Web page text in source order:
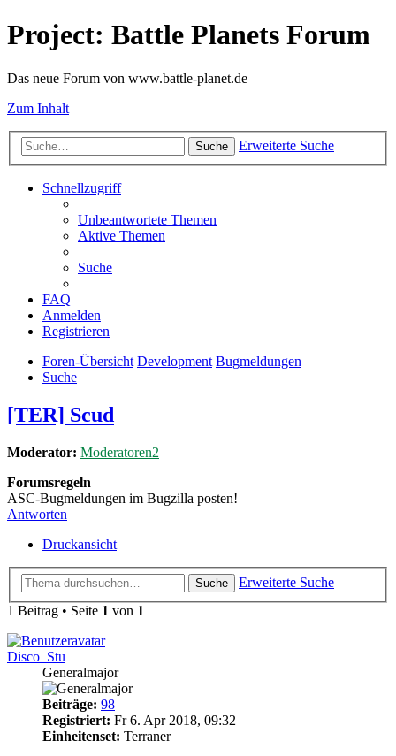
Project: Battle Planets Forum
Das neue Forum von www.battle-planet.de
Zum Inhalt
Suche Erweiterte Suche
Schnellzugriff
Unbeantwortete Themen
Aktive Themen
Suche
FAQ
Anmelden
Registrieren
Foren-Übersicht Development Bugmeldungen
Suche
[TER] Scud
Moderator: Moderatoren2
Forumsregeln
ASC-Bugmeldungen im Bugzilla posten!
Antworten
Druckansicht
Suche
Erweiterte Suche
1 Beitrag • Seite 1 von 1
Disco_Stu
Generalmajor
Beiträge: 98
Registriert: Fr 6. Apr 2018, 09:32
Einheitenset: Terraner